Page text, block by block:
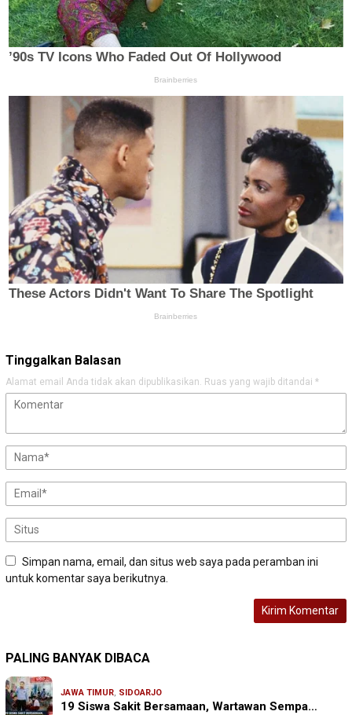
Tinggalkan Balasan
Alamat email Anda tidak akan dipublikasikan. Ruas yang wajib ditandai *
Simpan nama, email, dan situs web saya pada peramban ini
untuk komentar saya berikutnya.
PALING BANYAK DIBACA
JAWA TIMUR, SIDOARJO
19 Siswa Sakit Bersamaan, Wartawan Sempa…